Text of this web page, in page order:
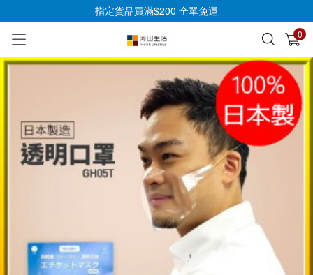
指定貨品買滿$200 全單免運
0
已加入購物車 查看